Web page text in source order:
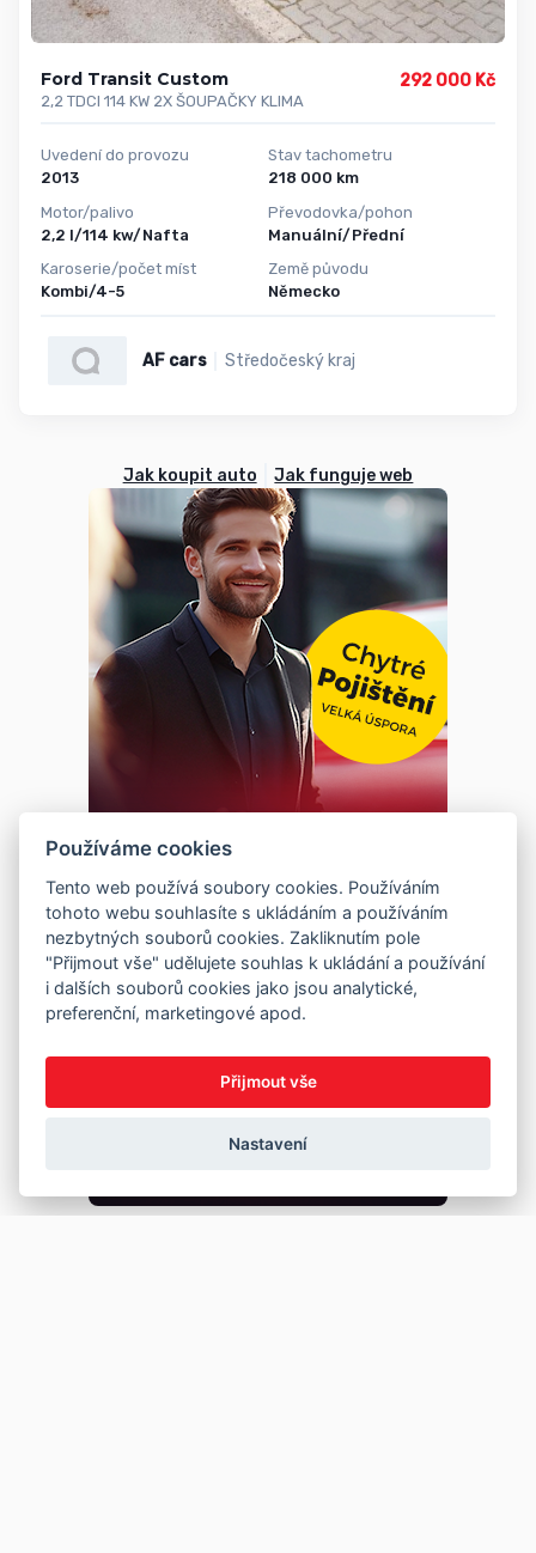
Ford Transit Custom
2,2 TDCI 114 KW 2X ŠOUPAČKY KLIMA
292 000 Kč
Uvedení do provozu
2013
Motor/palivo
2,2 l/114 kw/Nafta
Karoserie/počet míst
Kombi/4-5
Stav tachometru
218 000 km
Převodovka/pohon
Manuální/Přední
Země původu
Německo
AF cars Středočeský kraj
Jak koupit auto Jak funguje web
Používáme cookies
Tento web používá soubory cookies. Používáním
tohoto webu souhlasíte s ukládáním a používáním
nezbytných souborů cookies. Zakliknutím pole
"Přijmout vše" udělujete souhlas k ukládání a používání
i dalších souborů cookies jako jsou analytické,
preferenční, marketingové apod.
Přijmout vše
Nastavení